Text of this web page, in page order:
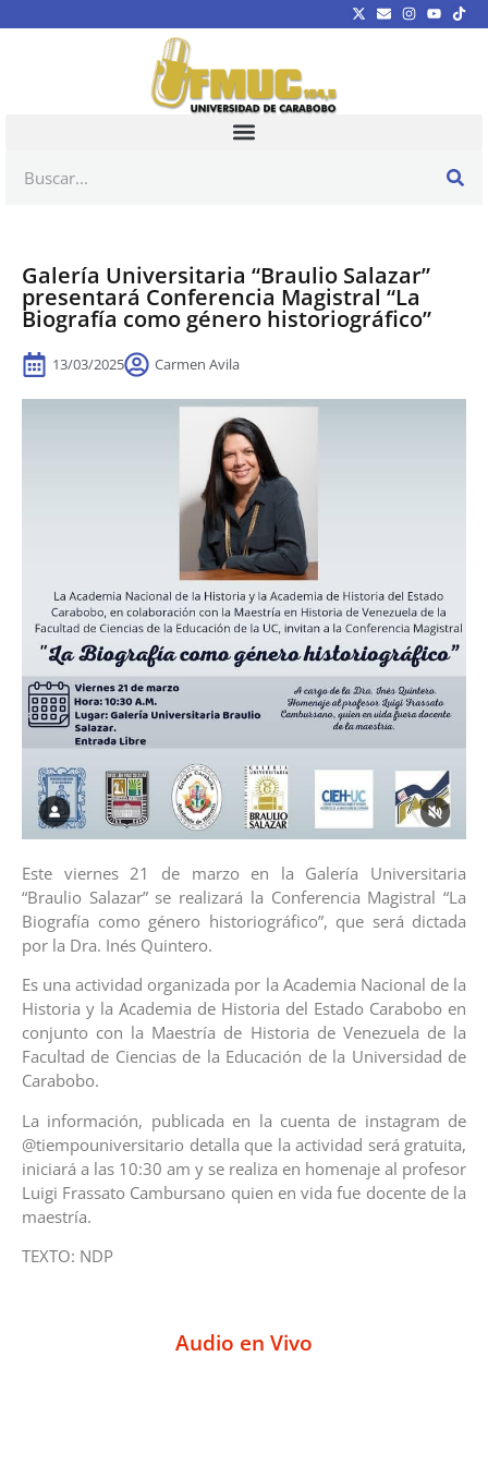
Galería Universitaria “Braulio Salazar”
presentará Conferencia Magistral “La
Biografía como género historiográfico”
13/03/2025 Carmen Avila
Este viernes 21 de marzo en la Galería Universitaria
“Braulio Salazar” se realizará la Conferencia Magistral “La
Biografía como género historiográfico”, que será dictada
por la Dra. Inés Quintero.
Es una actividad organizada por la Academia Nacional de la
Historia y la Academia de Historia del Estado Carabobo en
conjunto con la Maestría de Historia de Venezuela de la
Facultad de Ciencias de la Educación de la Universidad de
Carabobo.
La información, publicada en la cuenta de instagram de
@tiempouniversitario detalla que la actividad será gratuita,
iniciará a las 10:30 am y se realiza en homenaje al profesor
Luigi Frassato Cambursano quien en vida fue docente de la
maestría.
TEXTO: NDP
Audio en Vivo